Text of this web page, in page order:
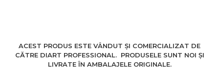
Purtati manusi adecvate,
nu spalati parul.
Important: nu se
ACEST PRODUS ESTE VÂNDUT ȘI COMERCIALIZAT DE
CĂTRE DIART PROFESSIONAL. PRODUSELE SUNT NOI ȘI
LIVRATE ÎN AMBALAJELE ORIGINALE.